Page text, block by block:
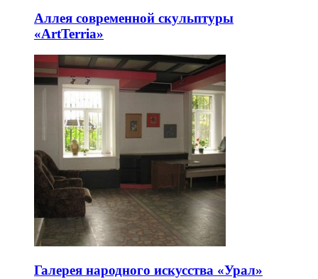
Аллея современной скульптуры
«ArtTerria»
Галерея народного искусства «Урал»